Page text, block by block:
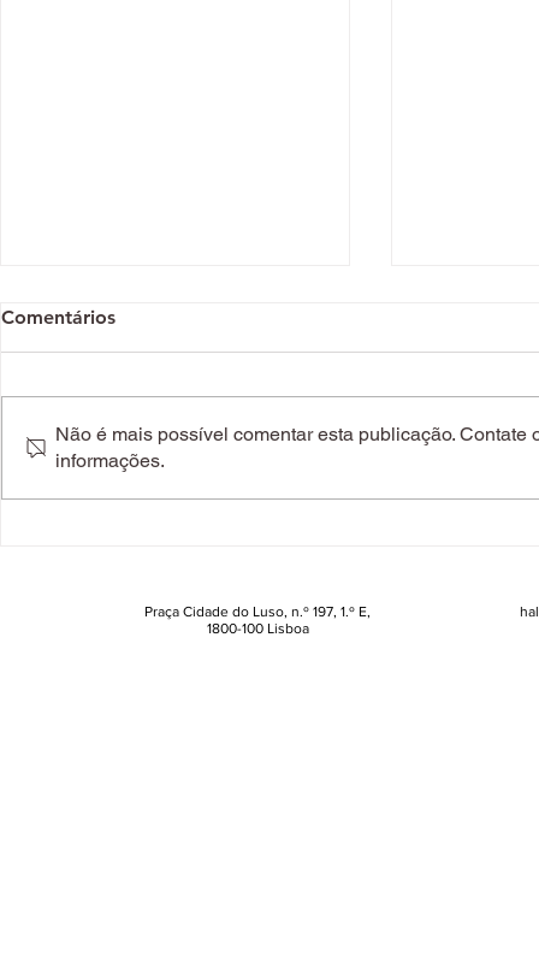
"Coração de Ferro". Eis um
Premiado
Comentários
Não é mais possível comentar esta publicação. Contate
informações.
Praça Cidade do Luso, n.º 197, 1.º E,
1800-100 Lisboa